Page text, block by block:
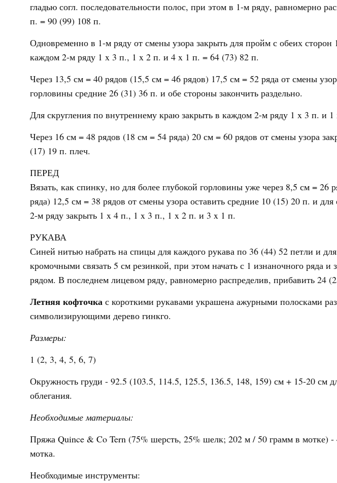
гладью согл. последовательности полос, при этом в 1-м ряду, равномерно
п. = 90 (99) 108 п.
Одновременно в 1-м ряду от смены узора закрыть для пройм с обеих сторон
каждом 2-м ряду 1 x 3 п., 1 x 2 п. и 4 x 1 п. = 64 (73) 82 п.
Через 13,5 см = 40 рядов (15,5 см = 46 рядов) 17,5 см = 52 ряда от смены
горловины средние 26 (31) 36 п. и обе стороны закончить раздельно.
Для скругления по внутреннему краю закрыть в каждом 2-м ряду 1 x 3 п. и 1
Через 16 см = 48 рядов (18 см = 54 ряда) 20 см = 60 рядов от смены узора
(17) 19 п. плеч.
ПЕРЕД
Вязать, как спинку, но для более глубокой горловины уже через 8,5 см = 26
ряда) 12,5 см = 38 рядов от смены узора оставить средние 10 (15) 20 п. и
2-м ряду закрыть 1 x 4 п., 1 x 3 п., 1 x 2 п. и 3 x 1 п.
РУКАВА
Синей нитью набрать на спицы для каждого рукава по 36 (44) 52 петли и
кромочными связать 5 см резинкой, при этом начать с 1 изнаночного ряда и
рядом. В последнем лицевом ряду, равномерно распределив, прибавить 24
Летняя кофточка с короткими рукавами украшена ажурными полосками
символизирующими дерево гинкго.
Размеры:
1 (2, 3, 4, 5, 6, 7)
Окружность груди - 92.5 (103.5, 114.5, 125.5, 136.5, 148, 159) см + 15-20 см
облегания.
Необходимые материалы:
Пряжа Quince & Co Tern (75% шерсть, 25% шелк; 202 м / 50 грамм в мотке)
мотка.
Необходимые инструменты: